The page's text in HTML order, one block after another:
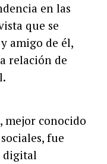
en las
que se
amigo de él,
relación de
, mejor conocido
fue
digital